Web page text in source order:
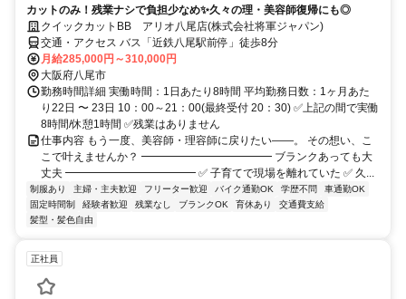
カットのみ！残業ナシで負担少なめ✨久々の理・美容師復帰にも◎
クイックカットBB アリオ八尾店(株式会社将軍ジャパン)
交通・アクセス バス「近鉄八尾駅前停」徒歩8分
月給285,000円～310,000円
大阪府八尾市
勤務時間詳細 実働時間：1日あたり8時間 平均勤務日数：1ヶ月あた
り22日 〜 23日 10：00～21：00(最終受付 20：30) ✅上記の間で実働
8時間/休憩1時間 ✅残業はありません
仕事内容 もう一度、美容師・理容師に戻りたい――。 その想い、こ
こで叶えませんか？ ━━━━━━━━━━━━ ブランクあっても大
丈夫 ━━━━━━━━━━━━ ✅ 子育てで現場を離れていた ✅ 久...
制服あり 主婦・主夫歓迎 フリーター歓迎 バイク通勤OK 学歴不問
車通勤OK
固定時間制
経験者歓迎 残業なし ブランクOK 育休あり
交通費支給
髪型・髪色自由
正社員